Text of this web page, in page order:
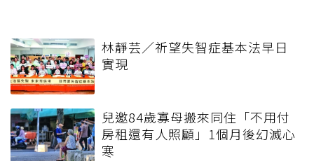
林靜芸／祈望失智症基本法早日
實現
兒邀84歲寡母搬來同住「不用付
房租還有人照顧」1個月後幻滅心
寒